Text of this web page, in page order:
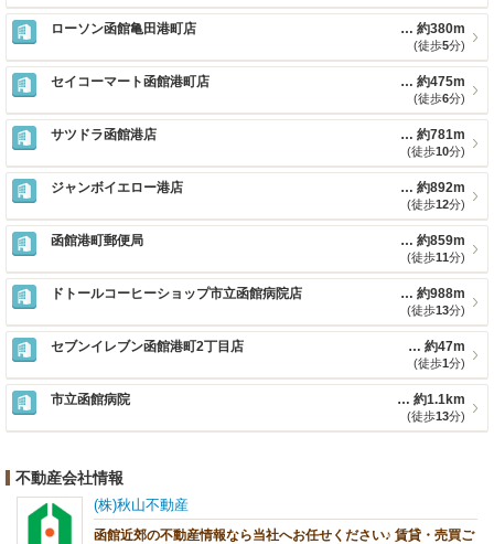
ローソン函館亀田港町店 約380m
(徒歩5分)
セイコーマート函館港町店 約475m
(徒歩6分)
サツドラ函館港店 約781m
(徒歩10分)
ジャンボイエロー港店 約892m
(徒歩12分)
函館港町郵便局 約859m
(徒歩11分)
ドトールコーヒーショップ市立函館病院店 約988m
(徒歩13分)
セブンイレブン函館港町2丁目店 約47m
(徒歩1分)
市立函館病院 約1.1km
(徒歩13分)
不動産会社情報
(株)秋山不動産
函館近郊の不動産情報なら当社へお任せください♪ 賃貸・売買ご